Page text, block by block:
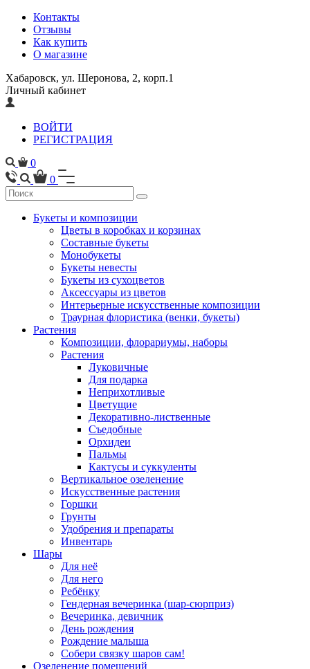
Контакты
Отзывы
Как купить
О магазине
Хабаровск, ул. Шеронова, 2, корп.1
Личный кабинет
ВОЙТИ
РЕГИСТРАЦИЯ
0
0
Букеты и композиции
Цветы в коробках и корзинах
Составные букеты
Монобукеты
Букеты невесты
Букеты из сухоцветов
Аксессуары из цветов
Интерьерные искусственные композиции
Траурная флористика (венки, букеты)
Растения
Композиции, флорариумы, наборы
Растения
Луковичные
Для подарка
Неприхотливые
Цветущие
Декоративно-лиственные
Съедобные
Орхидеи
Пальмы
Кактусы и суккуленты
Вертикальное озеленение
Искусственные растения
Горшки
Грунты
Удобрения и препараты
Инвентарь
Шары
Для неё
Для него
Ребёнку
Гендерная вечеринка (шар-сюрприз)
Вечеринка, девичник
День рождения
Рождение малыша
Собери связку шаров сам!
Озеленение помещений